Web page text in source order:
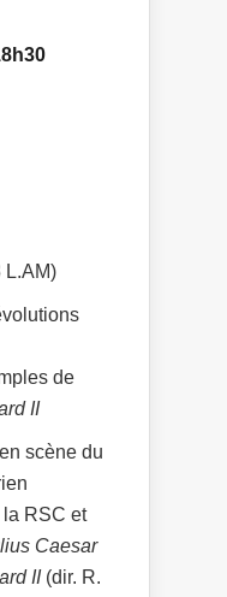
L.AM)
de
II
scène du
RSC et
Caesar
II (dir. R.